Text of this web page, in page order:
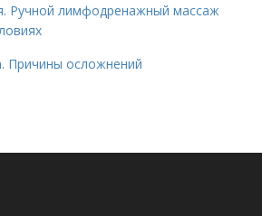
Ручной лимфодренажный массаж
Причины осложнений